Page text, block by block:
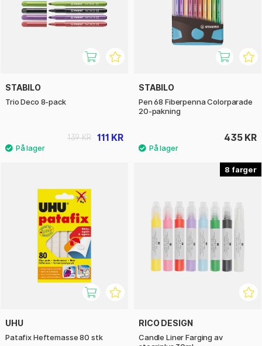
STABILO
Trio Deco 8-pack
111 KR
139 KR
STABILO
Pen 68 Fiberpenna Colorparade
20-pakning
435 KR
UHU
Patafix Heftemasse 80 stk
8
RICO DESIGN
Candle Liner Farging av